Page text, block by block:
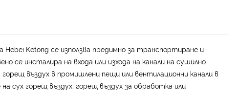
Ketong се използва предимно за транспортиране и
се инсталира на входа или изхода на канали на сушилно
въздух в промишлени пещи или вентилационни канали в
сух горещ въздух, горещ въздух за обработка или